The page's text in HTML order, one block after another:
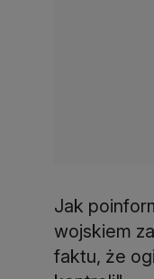
Jak
wojskiem
faktu, że